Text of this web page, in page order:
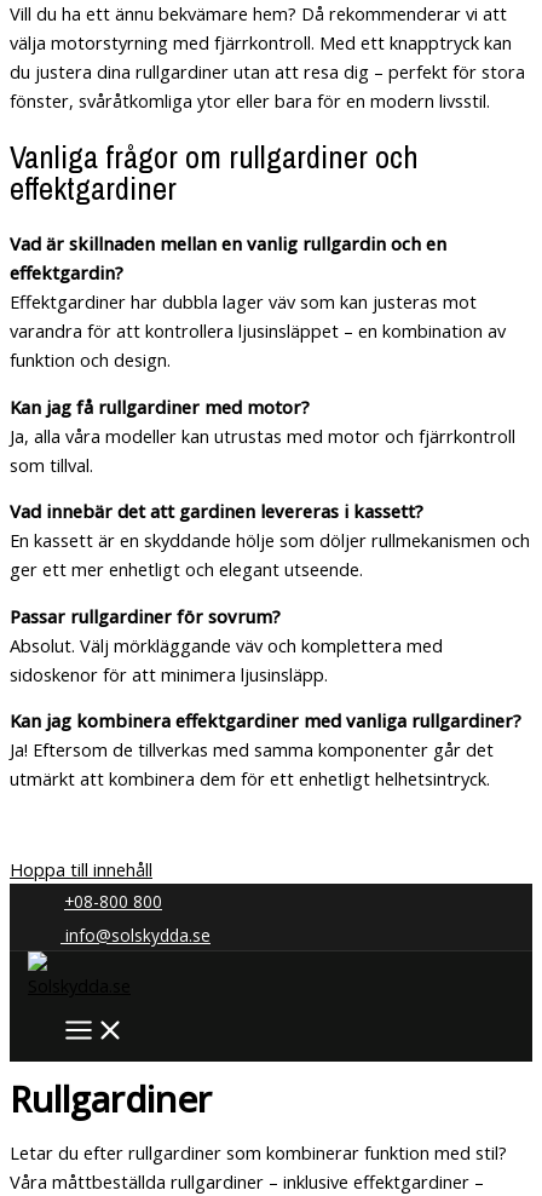
Vill du ha ett ännu bekvämare hem? Då rekommenderar vi att
välja motorstyrning med fjärrkontroll. Med ett knapptryck kan
du justera dina rullgardiner utan att resa dig – perfekt för stora
fönster, svåråtkomliga ytor eller bara för en modern livsstil.
Vanliga frågor om rullgardiner och
effektgardiner
Vad är skillnaden mellan en vanlig rullgardin och en
effektgardin?
Effektgardiner har dubbla lager väv som kan justeras mot
varandra för att kontrollera ljusinsläppet – en kombination av
funktion och design.
Kan jag få rullgardiner med motor?
Ja, alla våra modeller kan utrustas med motor och fjärrkontroll
som tillval.
Vad innebär det att gardinen levereras i kassett?
En kassett är en skyddande hölje som döljer rullmekanismen och
ger ett mer enhetligt och elegant utseende.
Passar rullgardiner för sovrum?
Absolut. Välj mörkläggande väv och komplettera med
sidoskenor för att minimera ljusinsläpp.
Kan jag kombinera effektgardiner med vanliga rullgardiner?
Ja! Eftersom de tillverkas med samma komponenter går det
utmärkt att kombinera dem för ett enhetligt helhetsintryck.
Hoppa till innehåll
+08-800 800
info@solskydda.se
Rullgardiner
Letar du efter rullgardiner som kombinerar funktion med stil?
Våra måttbeställda rullgardiner – inklusive effektgardiner –